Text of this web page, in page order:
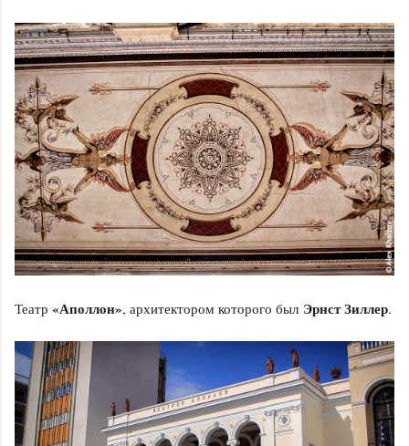
Театр «Аполлон», архитектором которого был Эрнст Зиллер.